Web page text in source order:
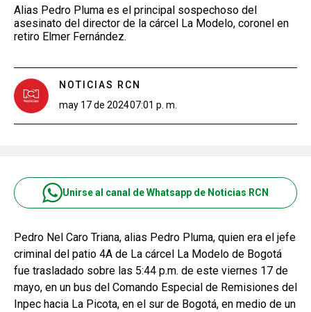
Alias Pedro Pluma es el principal sospechoso del
asesinato del director de la cárcel La Modelo, coronel en
retiro Elmer Fernández.
NOTICIAS RCN
may 17 de 202407:01 p. m.
Unirse al canal de Whatsapp de Noticias RCN
Pedro Nel Caro Triana, alias Pedro Pluma, quien era el jefe
criminal del patio 4A de La cárcel La Modelo de Bogotá
fue trasladado sobre las 5:44 p.m. de este viernes 17 de
mayo, en un bus del Comando Especial de Remisiones del
Inpec hacia La Picota, en el sur de Bogotá, en medio de un